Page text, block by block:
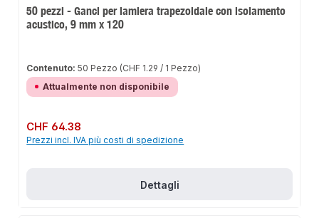
50 pezzi - Ganci per lamiera trapezoidale con isolamento
acustico, 9 mm x 120
Contenuto:50 Pezzo (CHF 1.29 / 1 Pezzo)
Attualmente non disponibile
Prezzo normale:
CHF 64.38
Prezzi incl. IVA più costi di spedizione
Dettagli